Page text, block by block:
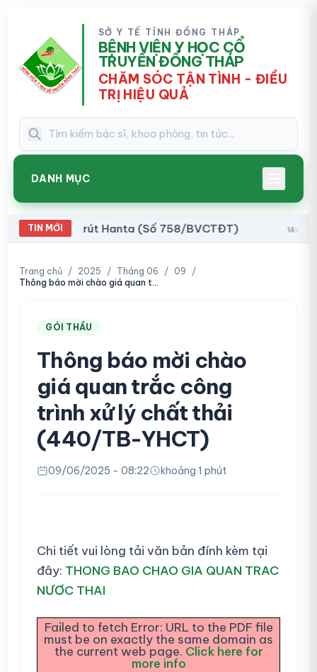
SỞ Y TẾ TỈNH ĐỒNG THÁP
BỆNH VIỆN Y HỌC CỔ
TRUYỀN ĐỒNG THÁP
CHĂM SÓC TẬN TÌNH - ĐIỀU
TRỊ HIỆU QUẢ
DANH MỤC
TIN MỚI
do vi rút Hanta (Số 758/BVCTĐT)
Trang chủ / 2025 / Tháng 06 / 09
/
Thông báo mời chào giá quan trắc công trình xử lý chất thải (440/TB-YHCT)
GÓI THẦU
Thông báo mời chào
giá quan trắc công
trình xử lý chất thải
(440/TB-YHCT)
09/06/2025 - 08:22 khoảng 1 phút
Chi tiết vui lòng tải văn bản đính kèm tại
đây: THONG BAO CHAO GIA QUAN TRAC
NƯƠC THAI
Failed to fetch Error: URL to the PDF file
must be on exactly the same domain as
the current web page. Click here for
more info